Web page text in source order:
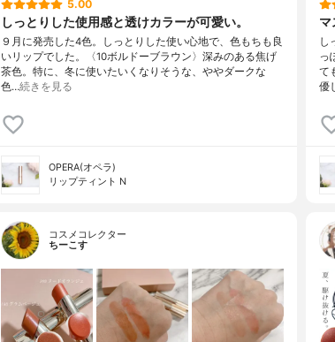
5.00
しっとりした使用感と透けカラーが可愛い。
９月に発売した4色。しっとりした使い心地で、色もちも良
いリップでした。〈10ボルドーブラウン〉深みのある焦げ
茶色。特に、冬に使いたいくなりそうな、ややダークな
色…続きを見る
OPERA(オペラ)
リップティント N
し
っ
て
優
コスメコレクター
ちーこす